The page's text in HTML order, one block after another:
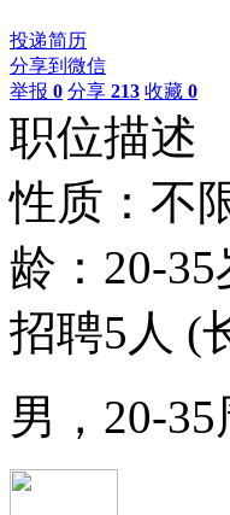
投递简历
分享到微信
举报 0 分享 213 收藏 0
职位描述
性质：不
龄：20-35
招聘5人 (
男，20-